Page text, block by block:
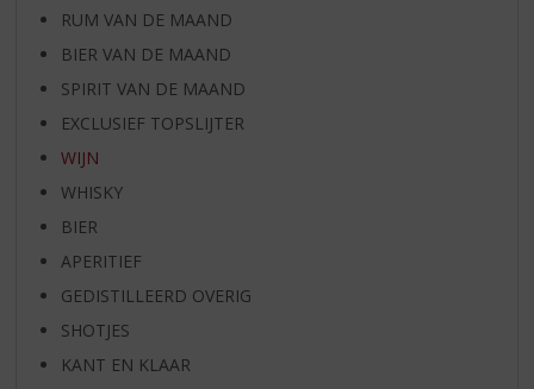
RUM VAN DE MAAND
BIER VAN DE MAAND
SPIRIT VAN DE MAAND
EXCLUSIEF TOPSLIJTER
WIJN
WHISKY
BIER
APERITIEF
GEDISTILLEERD OVERIG
SHOTJES
KANT EN KLAAR